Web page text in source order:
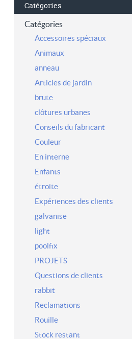
Catégories
Catégories
Accessoires spéciaux
Animaux
anneau
Articles de jardin
brute
clôtures urbanes
Conseils du fabricant
Couleur
En interne
Enfants
étroite
Expériences des clients
galvanise
light
poolfix
PROJETS
Questions de clients
rabbit
Reclamations
Rouille
Stock restant